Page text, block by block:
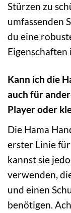
Stürzen zu
umfassenden
du eine
Kann ich die
auch für
Player oder
Die Hama
erster Linie
kannst sie
verwenden,
und einen
benötigen.